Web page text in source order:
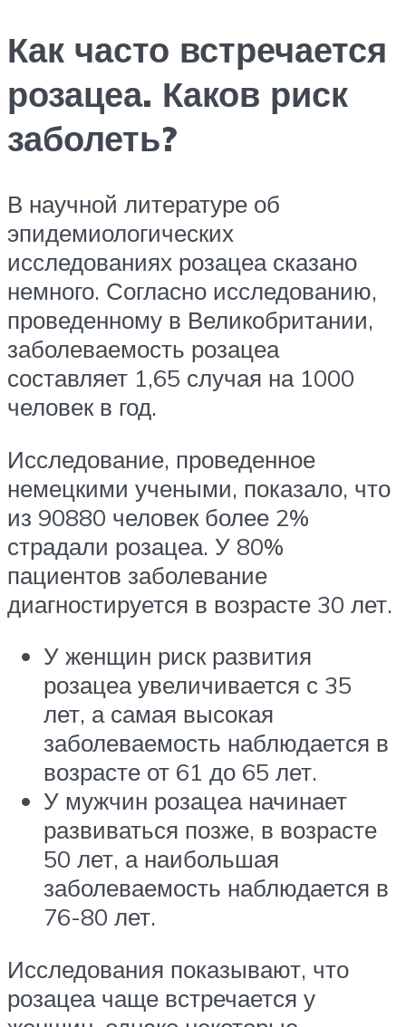
Как часто встречается
розацеа. Каков риск
заболеть?
В научной литературе об
эпидемиологических
исследованиях розацеа сказано
немного. Согласно исследованию,
проведенному в Великобритании,
заболеваемость розацеа
составляет 1,65 случая на 1000
человек в год.
Исследование, проведенное
немецкими учеными, показало, что
из 90880 человек более 2%
страдали розацеа. У 80%
пациентов заболевание
диагностируется в возрасте 30 лет.
У женщин риск развития
розацеа увеличивается с 35
лет, а самая высокая
заболеваемость наблюдается в
возрасте от 61 до 65 лет.
У мужчин розацеа начинает
развиваться позже, в возрасте
50 лет, а наибольшая
заболеваемость наблюдается в
76-80 лет.
Исследования показывают, что
розацеа чаще встречается у